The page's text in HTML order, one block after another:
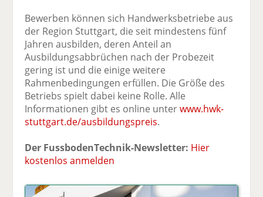
Bewerben können sich Handwerksbetriebe aus
der Region Stuttgart, die seit mindestens fünf
Jahren ausbilden, deren Anteil an
Ausbildungsabbrüchen nach der Probezeit
gering ist und die einige weitere
Rahmenbedingungen erfüllen. Die Größe des
Betriebs spielt dabei keine Rolle. Alle
Informationen gibt es online unterwww.hwk-
stuttgart.de/ausbildungspreis.
Der FussbodenTechnik-Newsletter: Hier
kostenlos anmelden